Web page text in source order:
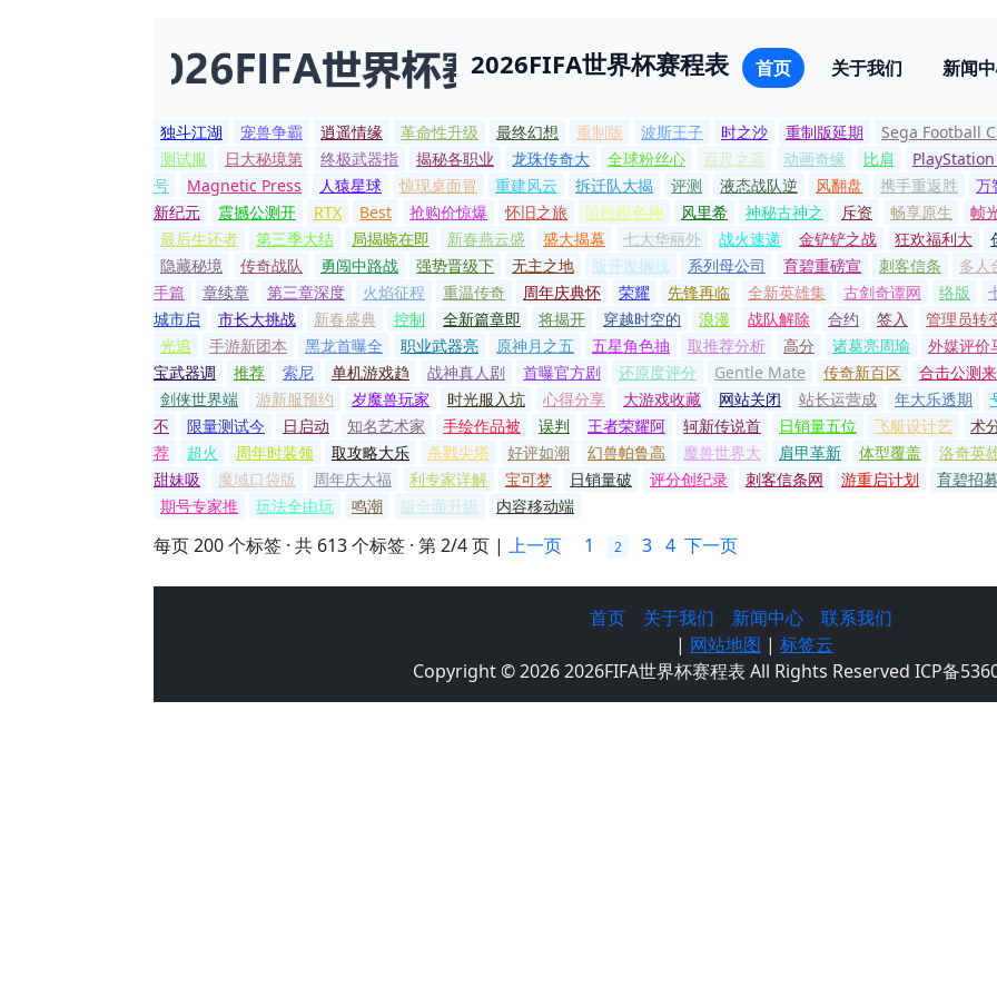
2026FIFA世界杯赛程表 首页 关于我们 新闻
独斗江湖 宠兽争霸 逍遥情缘 革命性升级 最终幻想 重制版 波斯王子 时之沙 重制版延期 Sega Football
测试服
日大秘境第 终极武器指 揭秘各职业 龙珠传奇大 全球粉丝心 百尺之遥 动画奇缘 比肩
号
Magnetic Press 人猿星球 惊现桌面冒 重建风云 拆迁队大揭 评测 液态战队逆 风翻盘 携手重返胜 万
新纪元
震撼公测开 RTX Best 抢购价惊爆 怀旧之旅 阶段橙色神 风里希 神秘古神之 斥资 畅享原生 帧
最后生还者
第三季大结 局揭晓在即 新春燕云盛 盛大揭幕 七大华丽外 战火速递 金铲铲之战 狂欢福利大
隐藏秘境
传奇战队 勇闯中路战 强势晋级下 无主之地 版开发搁浅 系列母公司 育碧重磅宣 刺客信条 多人
手篇
章续章 第三章深度 火焰征程 重温传奇 周年庆典怀 荣耀 先锋再临 全新英雄集 古剑奇谭网 络版
城市启
市长大挑战 新春盛典 控制 全新篇章即 将揭开 穿越时空的 浪漫 战队解除 合约 签入 管理员转
光追
手游新团本 黑龙首曝全 职业武器亮 原神月之五 五星角色抽 取推荐分析 高分 诸葛亮周瑜 外媒评价
宝武器调
推荐 索尼 单机游戏趋 战神真人剧 首曝官方剧 还原度评分 Gentle Mate 传奇新百区 合击公测来
剑侠世界端
游新服预约 岁魔兽玩家 时光服入坑 心得分享 大游戏收藏 网站关闭 站长运营成 年大乐透期
不
限量测试今 日启动 知名艺术家 手绘作品被 误判 王者荣耀阿 轲新传说首 日销量五位 飞艇设计艺 术
荐
超火 周年时装领 取攻略大乐 杀戮尖塔 好评如潮 幻兽帕鲁高 魔兽世界大 肩甲革新 体型覆盖 洛奇英
甜妹吸
魔域口袋版 周年庆大福 利专家详解 宝可梦 日销量破 评分创纪录 刺客信条网 游重启计划 育碧招
期号专家推
玩法全由玩 鸣潮 版全面升级 内容移动端
每页 200 个标签 · 共 613 个标签 · 第 2/4 页 | 上一页 1 2 3 4 下一页
首页 关于我们 新闻中心
联系我们
| 网站地图 | 标签云
Copyright © 2026 2026FIFA世界杯赛程表 All Rights Reserved ICP备